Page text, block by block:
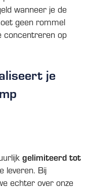
wanneer je de
geen rommel
concentreren op
je
gelimiteerd tot
leveren. Bij
echter over onze